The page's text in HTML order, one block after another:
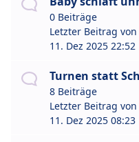
0 Beiträge
Letzter Beitrag von
11. Dez 2025 22:52
Turnen statt
8 Beiträge
Letzter Beitrag von
11. Dez 2025 08:23